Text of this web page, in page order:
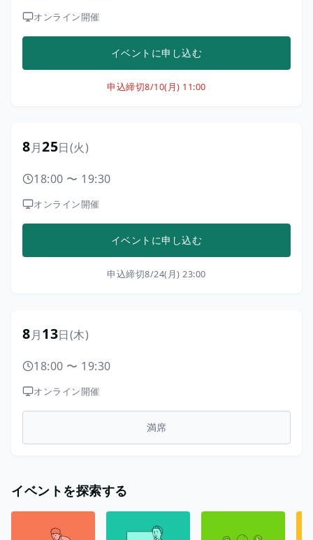
イベントを探索する
オンライン開催
イベントに申し込む
申込締切8/10(月) 11:00
8月25日(火)
18:00 〜 19:30
オンライン開催
イベントに申し込む
申込締切8/24(月) 23:00
8月13日(木)
18:00 〜 19:30
オンライン開催
満席